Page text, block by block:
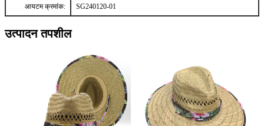
आयटम क्रमांक: SG240120-01
उत्पादन तपशील